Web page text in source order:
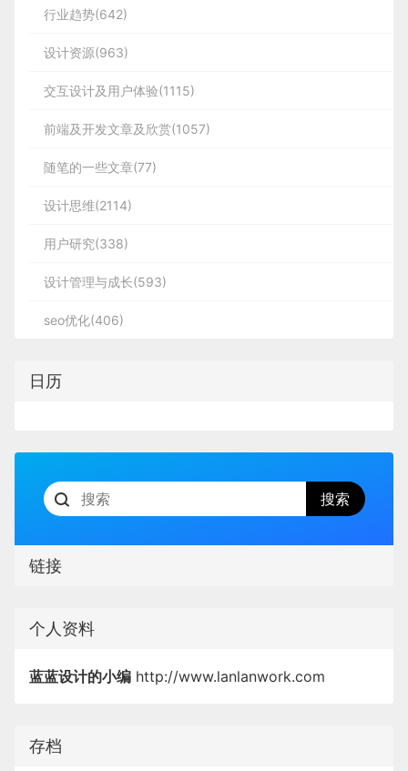
行业趋势(642)
设计资源(963)
交互设计及用户体验(1115)
前端及开发文章及欣赏(1057)
随笔的一些文章(77)
设计思维(2114)
用户研究(338)
设计管理与成长(593)
seo优化(406)
日历
链接
个人资料
蓝蓝设计的小编 http://www.lanlanwork.com
存档